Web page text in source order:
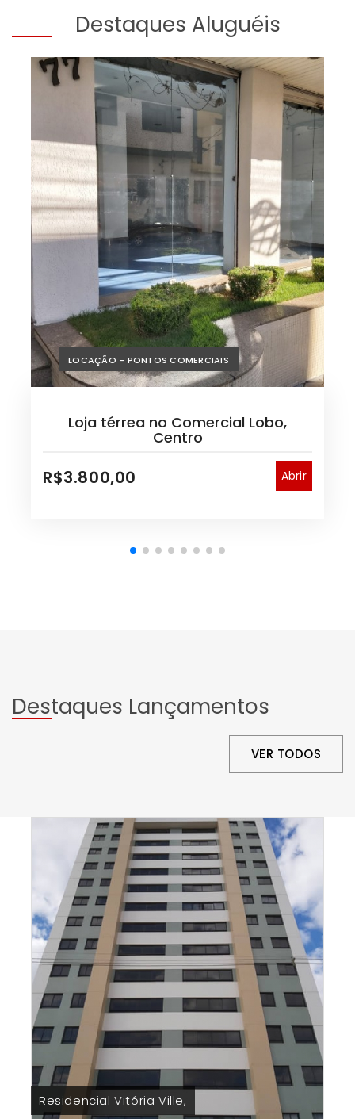
Destaques Aluguéis
LOCAÇÃO - PONTOS COMERCIAIS
Loja térrea no Comercial Lobo,
Centro
R$3.800,00 Abrir
Destaques Lançamentos
VER TODOS
Residencial Vitória Ville,